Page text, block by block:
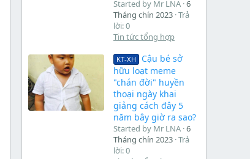
Started by Mr LNA 6
Tháng chín 2023 Trả
lời: 0
Tin tức tổng hợp
KT-XH
Cậu bé sở
hữu loạt meme
"chán đời" huyền
thoại ngày khai
giảng cách đây 5
năm bây giờ ra sao?
Started by Mr LNA 6
Tháng chín 2023 Trả
lời: 0